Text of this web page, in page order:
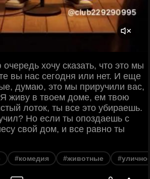
хочу сказать, что это мы
вы нас сегодня или нет. И еще
думаю, это мы приручили вас,
Я живу в твоем доме, ем твою
лоток, ты все это убираешь.
Но если ты опоздаешь с
свой дом, и все равно ты
#комедия #животные